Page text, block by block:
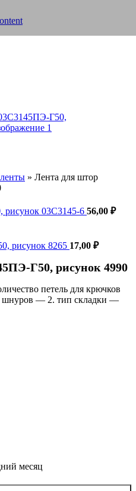
» Лента для штор
рисунок 03С3145-6 56,00 ₽
рисунок 8265 17,00 ₽
Г50, рисунок 4990
петель для крючков
шнуров — 2. тип складки —
месяц
03С3145ПЭ-Г50, рисунок